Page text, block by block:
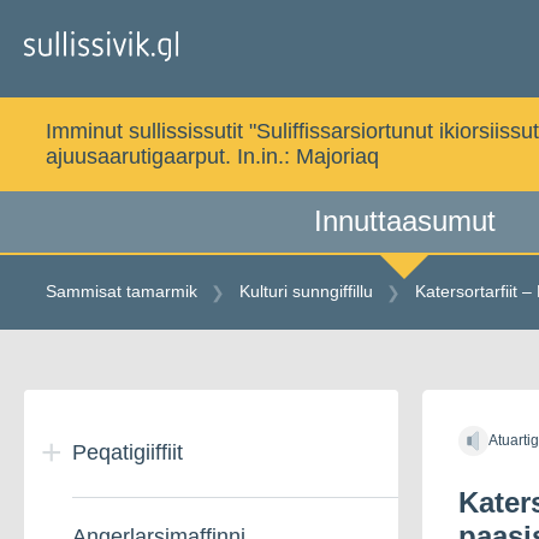
Imminut sullississutit "Suliffissarsiortunut
ajuusaarutigaarput. In.in.: Majoriaq
Innuttaasumut
Sammisat tamarmik Kulturi sunngiffillu Katersortarfiit –
indholdetPeqatigiiffiit